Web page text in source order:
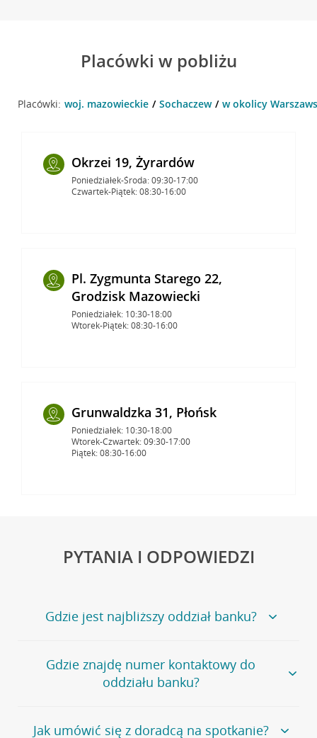
Placówki w pobliżu
Placówki: woj. mazowieckie Sochaczew w okolicy
Okrzei 19, Żyrardów
Poniedziałek-Środa: 09:30-17:00
Czwartek-Piątek: 08:30-16:00
Pl. Zygmunta Starego 22,
Grodzisk Mazowiecki
Poniedziałek: 10:30-18:00
Wtorek-Piątek: 08:30-16:00
Grunwaldzka 31, Płońsk
Poniedziałek: 10:30-18:00
Wtorek-Czwartek: 09:30-17:00
Piątek: 08:30-16:00
PYTANIA I ODPOWIEDZI
Gdzie jest najbliższy oddział banku?
Jeśli szukasz oddziału naszego banku, zapraszamy na
stronęPlacówki i bankomaty, na której znajduje się
wygodna wyszukiwarka.
oddziałów
Gdzie znajdę numer kontaktowy do
oddziału banku?
Bank Credit Agricole nie udostępnia ogólnego numeru
Jak umówić się z doradcą na spotkanie?